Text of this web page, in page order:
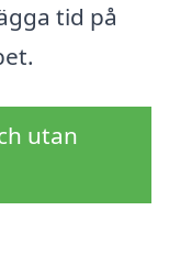
tid på
utan